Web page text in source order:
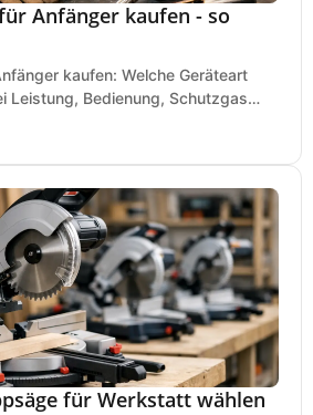
Anfänger kaufen - so
kaufen: Welche Geräteart
Leistung, Bedienung, Schutzgas
für Werkstatt wählen